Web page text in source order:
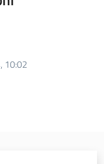
10:02